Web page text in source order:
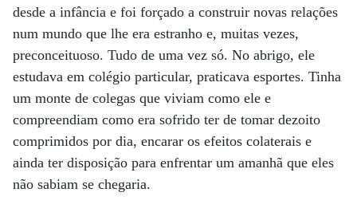
desde a infância e foi forçado a construir novas relações
num mundo que lhe era estranho e, muitas vezes,
preconceituoso. Tudo de uma vez só. No abrigo, ele
estudava em colégio particular, praticava esportes. Tinha
um monte de colegas que viviam como ele e
compreendiam como era sofrido ter de tomar dezoito
comprimidos por dia, encarar os efeitos colaterais e
ainda ter disposição para enfrentar um amanhã que eles
não sabiam se chegaria.